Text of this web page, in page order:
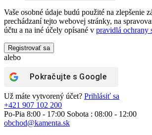
Vaše osobné údaje budú použité na zlepšenie
prechádzaní tejto webovej stránky, na
účtu a na iné účely opísané v pravidlá ochrany
Registrovať sa
alebo
Pokračujte s Google
Už máte vytvorený účet? Prihlásiť sa
+421 907 102 200
Po-Pia 8:00 - 17:00 Sobota : 08:00 - 12:00
obchod@kamenta.sk